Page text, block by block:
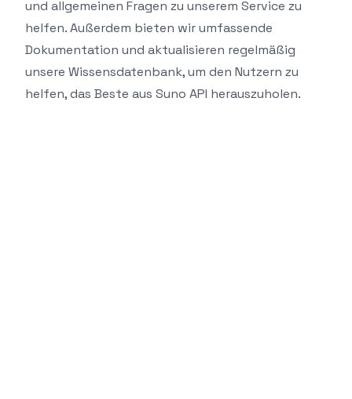
und allgemeinen Fragen zu unserem Service zu
helfen. Außerdem bieten wir umfassende
Dokumentation und aktualisieren regelmäßig
unsere Wissensdatenbank, um den Nutzern zu
helfen, das Beste aus Suno API herauszuholen.